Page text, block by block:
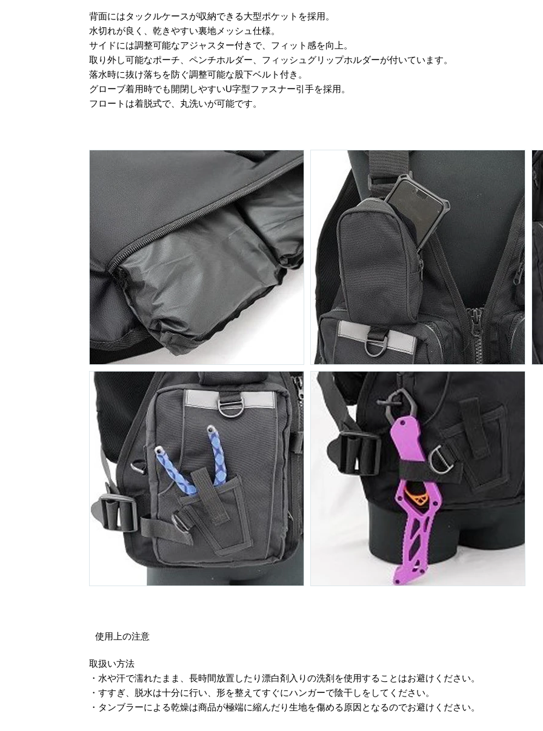
背面にはタックルケースが収納できる大型ポケットを採用。
水切れが良く、乾きやすい裏地メッシュ仕様。
サイドには調整可能なアジャスター付きで、フィット感を向上。
取り外し可能なポーチ、ペンチホルダー、フィッシュグリップホルダーが付いています。
落水時に抜け落ちを防ぐ調整可能な股下ベルト付き。
グローブ着用時でも開閉しやすいU字型ファスナー引手を採用。
フロートは着脱式で、丸洗いが可能です。
使用上の注意
取扱い方法
・水や汗で濡れたまま、長時間放置したり漂白剤入りの洗剤を使用することはお避けください。
・すすぎ、脱水は十分に行い、形を整えてすぐにハンガーで陰干しをしてください。
・タンブラーによる乾燥は商品が極端に縮んだり生地を傷める原因となるのでお避けください。